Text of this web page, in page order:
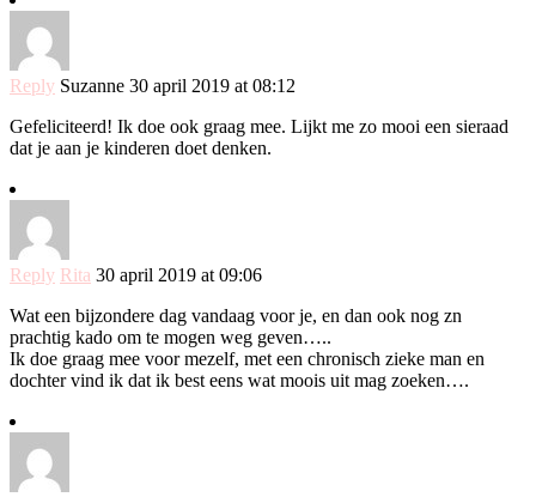
Reply Suzanne 30 april 2019 at 08:12
Gefeliciteerd! Ik doe ook graag mee. Lijkt me zo mooi een sieraad
dat je aan je kinderen doet denken.
Reply Rita 30 april 2019 at 09:06
Wat een bijzondere dag vandaag voor je, en dan ook nog zn
prachtig kado om te mogen weg geven…..
Ik doe graag mee voor mezelf, met een chronisch zieke man en
dochter vind ik dat ik best eens wat moois uit mag zoeken….